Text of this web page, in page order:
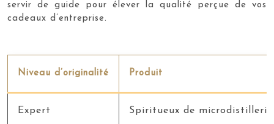
servir de guide pour élever la qualité perçue de vos
cadeaux d’entreprise.
Niveau d’originalité Produit
Expert Spiritueux de microdistillerie